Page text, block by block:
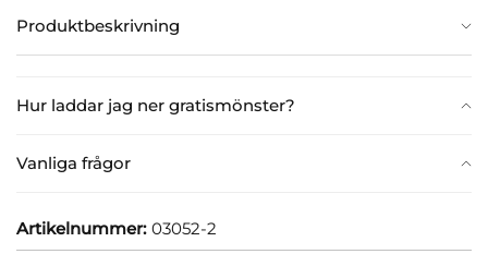
Produktbeskrivning
Hur laddar jag ner gratismönster?
Vanliga frågor
Artikelnummer: 03052-2